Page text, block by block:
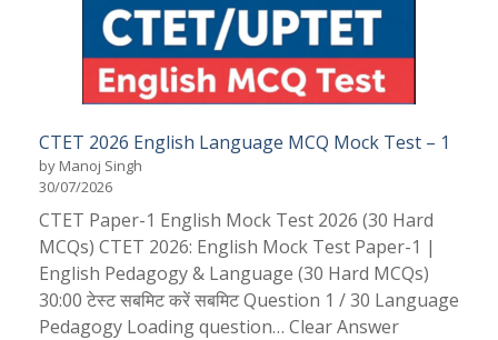
CTET 2026 English Language MCQ Mock Test – 1
by Manoj Singh
30/07/2026
CTET Paper-1 English Mock Test 2026 (30 Hard
MCQs) CTET 2026: English Mock Test Paper-1 |
English Pedagogy & Language (30 Hard MCQs)
30:00 टेस्ट सबमिट करें सबमिट Question 1 / 30 Language
Pedagogy Loading question… Clear Answer